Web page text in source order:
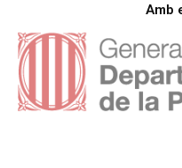
Amb